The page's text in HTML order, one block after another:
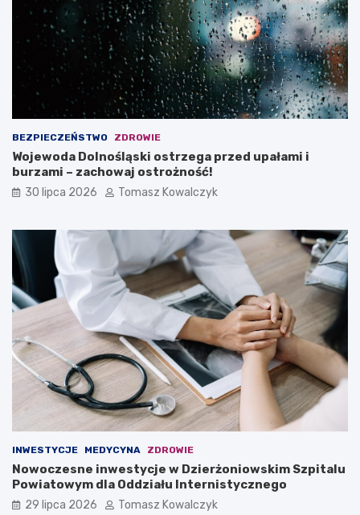
BEZPIECZEŃSTWO ZDROWIE
Wojewoda Dolnośląski ostrzega przed upałami i
burzami – zachowaj ostrożność!
30 lipca 2026 Tomasz Kowalczyk
INWESTYCJE MEDYCYNA ZDROWIE
Nowoczesne inwestycje w Dzierżoniowskim Szpitalu
Powiatowym dla Oddziału Internistycznego
29 lipca 2026 Tomasz Kowalczyk